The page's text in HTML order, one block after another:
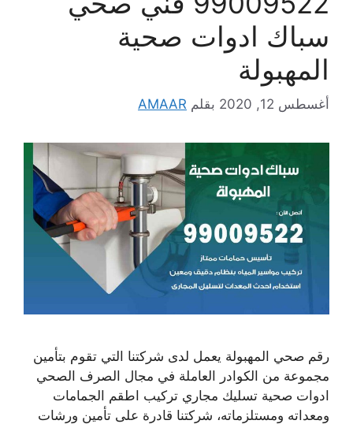
سباك ادوات صحية
المهبولة
أغسطس 12, 2020 بقلم AMAAR
رقم صحي المهبولة يعمل لدى شركتنا التي تقوم بتأمين
مجموعة من الكوادر العاملة في مجال الصرف الصحي
ادوات صحية تسليك مجاري تركيب اطقم الجمامات
ومعداته ومستلزماته، شركتنا قادرة على تأمين ورشات